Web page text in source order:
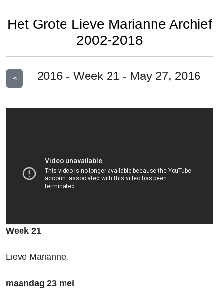
Het Grote Lieve Marianne Archief
2002-2018
< 2016 - Week 21 - May 27, 2016
Week 21
Lieve Marianne,
maandag 23 mei